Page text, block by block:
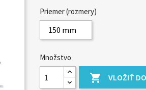
Priemer (rozmery)
Množstvo
 VLOŽIŤ